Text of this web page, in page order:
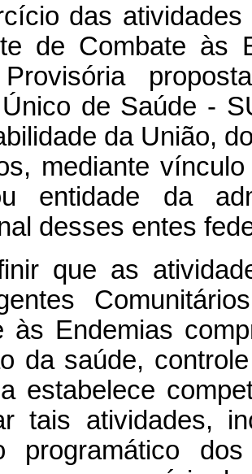
das
de Combate às
de Saúde -
da União,
mediante
entidade da
desses entes
que as
às Endemias
da saúde,
estabelece
tais atividades,
programático